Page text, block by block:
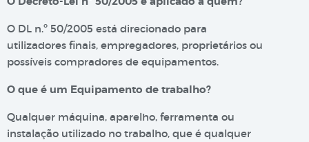
O DL n.º 50/2005 está direcionado para
utilizadores finais, empregadores, proprietários ou
possíveis compradores de equipamentos.
O que é um Equipamento de trabalho?
Qualquer máquina, aparelho, ferramenta ou
instalação utilizado no trabalho, que é qualquer